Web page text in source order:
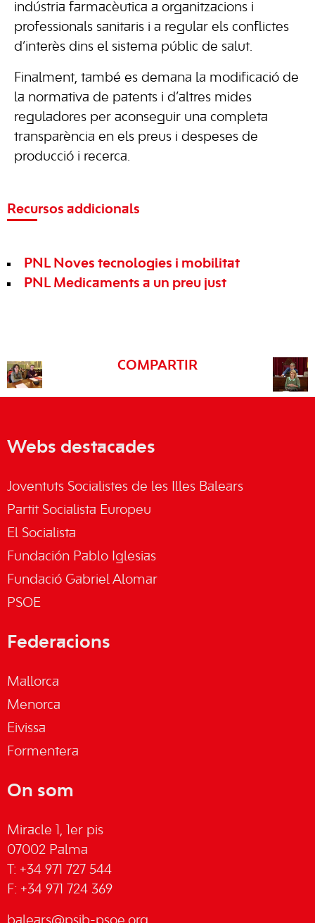
indústria farmacèutica a organitzacions i
professionals sanitaris i a regular els conflictes
d’interès dins el sistema públic de salut.
Finalment, també es demana la modificació de
la normativa de patents i d’altres mides
reguladores per aconseguir una completa
transparència en els preus i despeses de
producció i recerca.
Recursos addicionals
PNL Noves tecnologies i mobilitat
PNL Medicaments a un preu just
COMPARTIR
Webs destacades
Joventuts Socialistes de les Illes Balears
Partit Socialista Europeu
El Socialista
Fundación Pablo Iglesias
Fundació Gabriel Alomar
PSOE
Federacions
Mallorca
Menorca
Eivissa
Formentera
On som
Miracle 1, 1er pis
07002 Palma
T: +34 971 727 544
F: +34 971 724 369